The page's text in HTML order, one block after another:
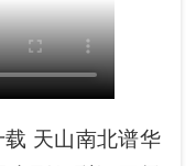
天山南北谱华